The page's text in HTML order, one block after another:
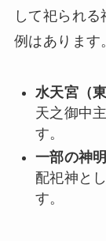
して祀られ
例はあります
水天宮（
天之御中
す。
一部の神
配祀神と
す。